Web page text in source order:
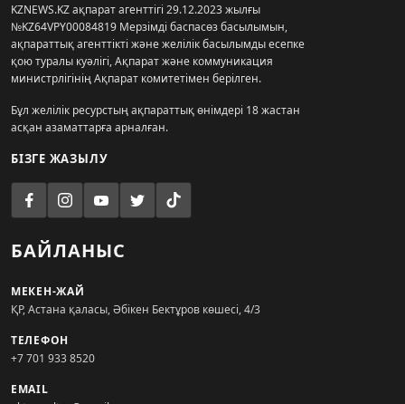
KZNEWS.KZ ақпарат агенттігі 29.12.2023 жылғы
№KZ64VPY00084819 Мерзімді баспасөз басылымын,
ақпараттық агенттікті және желілік басылымды есепке
қою туралы куәлігі, Ақпарат және коммуникация
министрлігінің Ақпарат комитетімен берілген.
Бұл желілік ресурстың ақпараттық өнімдері 18 жастан
асқан азаматтарға арналған.
БІЗГЕ ЖАЗЫЛУ
БАЙЛАНЫС
МЕКЕН-ЖАЙ
ҚР, Астана қаласы, Әбікен Бектұров көшесі, 4/3
ТЕЛЕФОН
+7 701 933 8520
EMAIL